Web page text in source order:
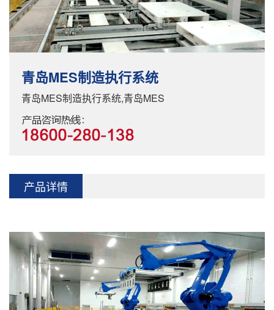
青岛MES制造执行系统
青岛MES制造执行系统,青岛MES
产品详情